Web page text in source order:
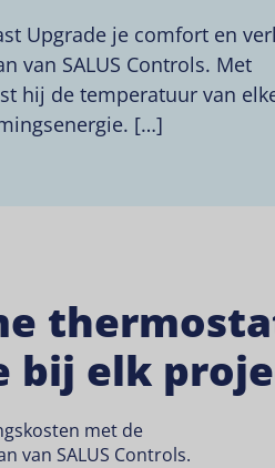
Upgrade je comfort en
van SALUS Controls. Met
hij de temperatuur van
[…]
bij elk
met de
van SALUS Controls.